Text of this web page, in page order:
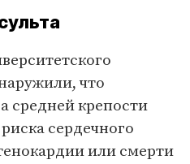
что
средней крепости
сердечного
или смерти